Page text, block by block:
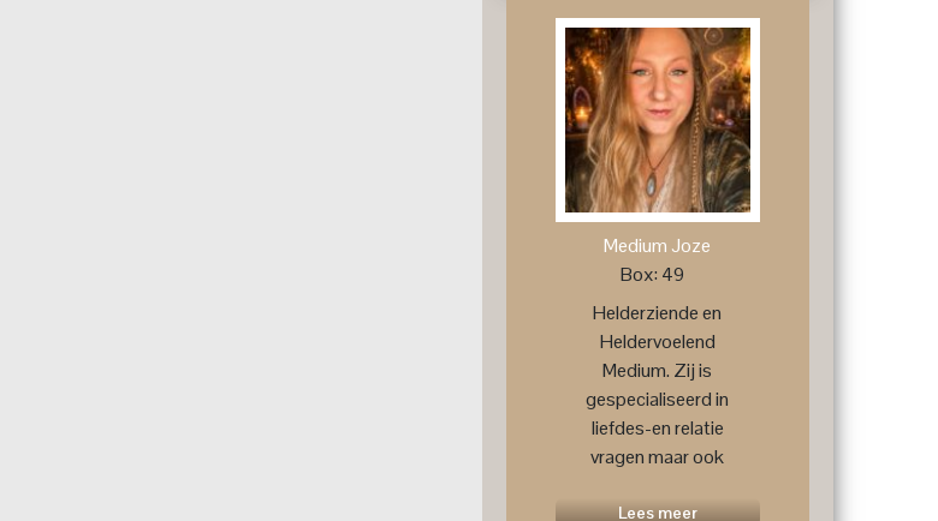
Medium Joze
Box: 49
Helderziende en
Heldervoelend
Medium. Zij is
gespecialiseerd in
liefdes-en relatie
vragen maar ook
toekomstprognose
Lees meer